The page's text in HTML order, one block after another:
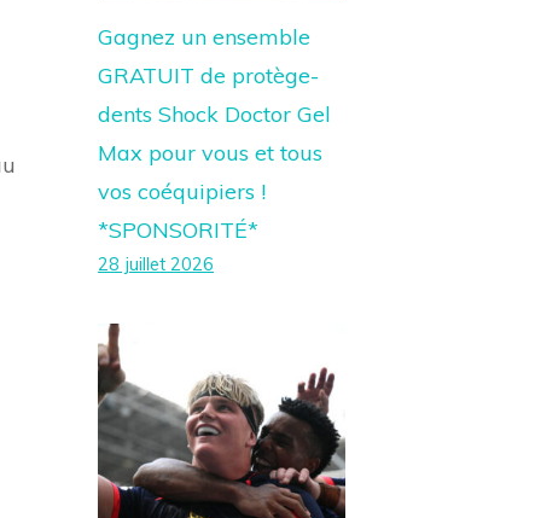
Gagnez un ensemble
GRATUIT de protège-
dents Shock Doctor Gel
Max pour vous et tous
vos coéquipiers !
*SPONSORITÉ*
28 juillet 2026